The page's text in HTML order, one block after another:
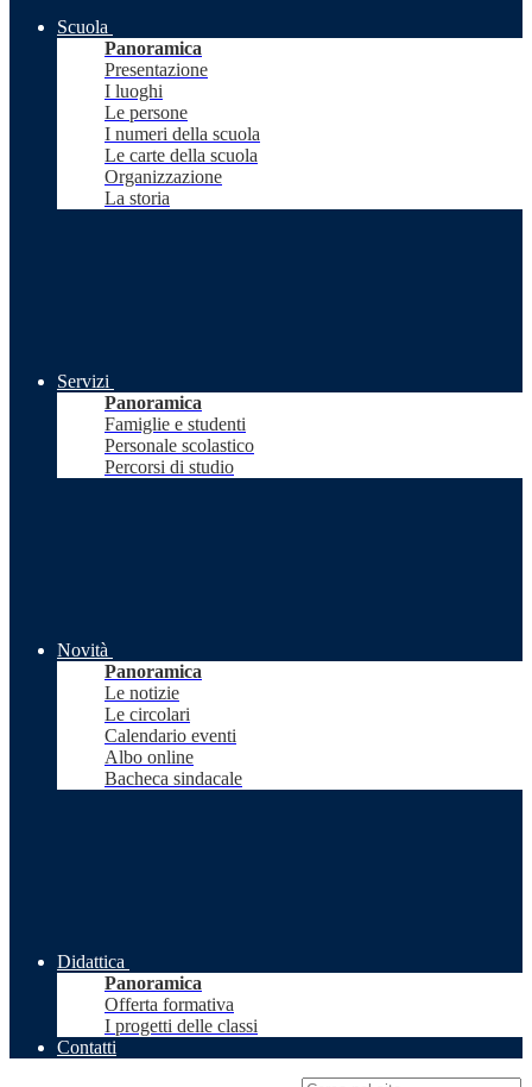
Scuola
Panoramica
Presentazione
I luoghi
Le persone
I numeri della scuola
Le carte della scuola
Organizzazione
La storia
Servizi
Panoramica
Famiglie e studenti
Personale scolastico
Percorsi di studio
Novità
Panoramica
Le notizie
Le circolari
Calendario eventi
Albo online
Bacheca sindacale
Didattica
Panoramica
Offerta formativa
I progetti delle classi
Contatti